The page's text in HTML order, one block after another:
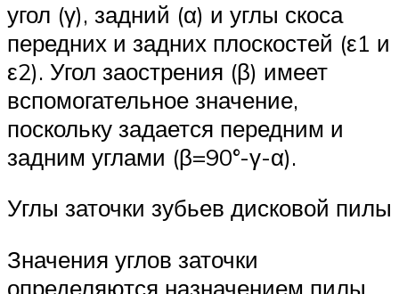
угол (γ), задний (α) и углы скоса
передних и задних плоскостей (ε1 и
ε2). Угол заострения (β) имеет
вспомогательное значение,
поскольку задается передним и
задним углами (β=90°-γ-α).
Углы заточки зубьев дисковой пилы
Значения углов заточки
определяются назначением пилы